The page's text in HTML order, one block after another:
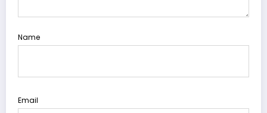
Name
Email